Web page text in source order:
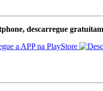
descarregue